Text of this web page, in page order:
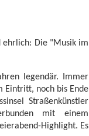
ehrlich: Die "Musik im
legendär. Immer
Eintritt, noch bis Ende
Straßenkünstler
mit einem
Highlight. Es